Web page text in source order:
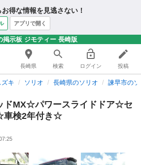
得な情報を見逃さない！
アプリで開く
掲示板 ジモティー 長崎版
長崎県 検索 ログイン 投稿
ズキ ソリオ 長崎県のソリオ 諫早市の
ドMX☆パワースライドドア☆セ
車検2年付き☆